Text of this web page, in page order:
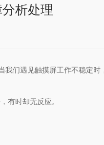
析处理
们遇见触摸屏工作不稳定时
时却无反应。